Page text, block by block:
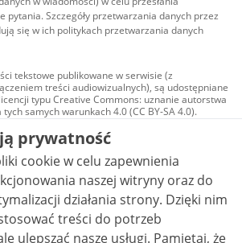
pytania. Szczegóły przetwarzania danych przez
się w ich politykach przetwarzania danych
tekstowe publikowane w serwisie (z
treści audiowizualnych), są udostępniane
typu Creative Commons: uznanie autorstwa
tych samych warunkach 4.0 (CC BY-SA 4.0).
audiowizualne, w tym zdjęcia, materiały
i wideo, są udostępniane na licencji typu
Commons: uznanie autorstwa użycie
- bez utworów zależnych 4.0 (CC BY-
4.0), o ile nie jest to stwierdzone inaczej.
prywatność
cookie w celu zapewnienia
naszej witryny oraz do
działania strony. Dzięki nim
treści do potrzeb
nasze usługi. Pamiętaj, że